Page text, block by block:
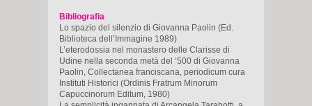
Bibliografia
Lo spazio del silenzio di Giovanna Paolin (Ed.
Biblioteca dell’Immagine 1989)
L’eterodossia nel monastero delle Clarisse di
Udine nella seconda metà del ‘500 di Giovanna
Paolin, Collectanea franciscana, periodicum cura
Instituti Historici (Ordinis Fratrum Minorum
Capuccinorum Editum, 1980)